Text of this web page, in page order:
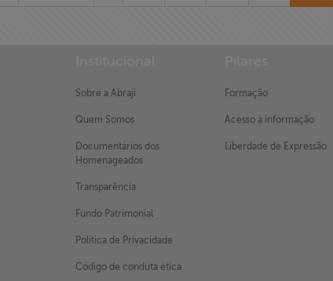
Sobre a Abraji
Quem Somos
Documentários dos
Homenageados
Transparência
Fundo Patrimonial
Política de Privacidade
Código de conduta ética
Formação
Acesso à informação
Liberdade de Expressão